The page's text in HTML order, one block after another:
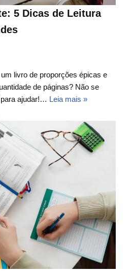
5 Dicas de Leitura
livro de proporções épicas e
de páginas? Não se
ajudar!… Leia mais »